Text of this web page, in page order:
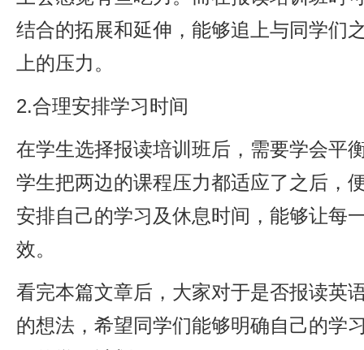
结合的拓展和延伸，能够追上与同学们
上的压力。
2.合理安排学习时间
在学生选择报读培训班后，需要学会平
学生把两边的课程压力都适应了之后，
安排自己的学习及休息时间，能够让每
效。
看完本篇文章后，大家对于是否报读英
的想法，希望同学们能够明确自己的学